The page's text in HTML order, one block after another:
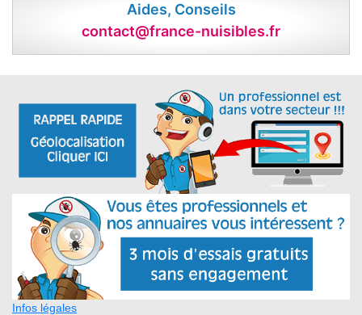
Aides, Conseils
contact@france-nuisibles.fr
Infos légales